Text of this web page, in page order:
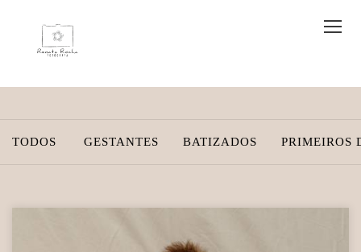
TODOS GESTANTES BATIZADOS PRIMEIROS